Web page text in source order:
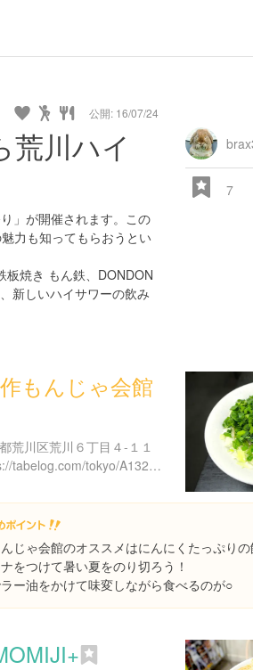
公開: 16/07/24
荒川ハイ
」が開催されます。この
力も知ってもらおうとい
焼き もん鉄、DONDON
新しいハイサワーの飲み
7
もんじゃ会館
荒川区荒川６丁目４-１１
https://tabelog.com/tokyo/A1324/A132401/13037335/
じゃ会館のオススメはにんにくたっぷりの
をつけて暑い夏をのり切ろう！
ー油をかけて味変しながら食べるのが○